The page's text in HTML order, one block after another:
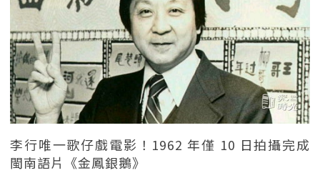
李行唯一歌仔戲電影！1962 年僅 10 日拍攝完成
閩南語片《金鳳銀鵝》